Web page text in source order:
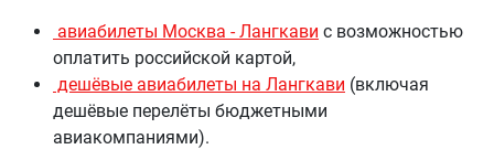
авиабилеты Москва - Лангкави с возможностью
оплатить российской картой,
дешёвые авиабилеты на Лангкави (включая
дешёвые перелёты бюджетными
авиакомпаниями).